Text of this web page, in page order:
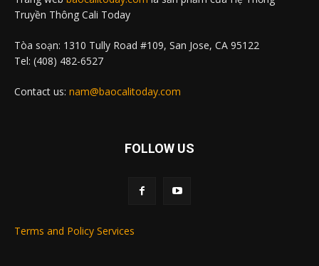
Truyền Thông Cali Today
Tòa soạn: 1310 Tully Road #109, San Jose, CA 95122
Tel: (408) 482-6527
Contact us: nam@baocalitoday.com
FOLLOW US
Terms and Policy Services